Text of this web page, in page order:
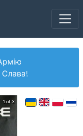
Слава!
1 of 3